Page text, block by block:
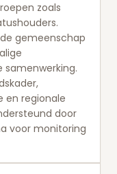
zoals
gemeenschap
en regionale
door
voor monitoring